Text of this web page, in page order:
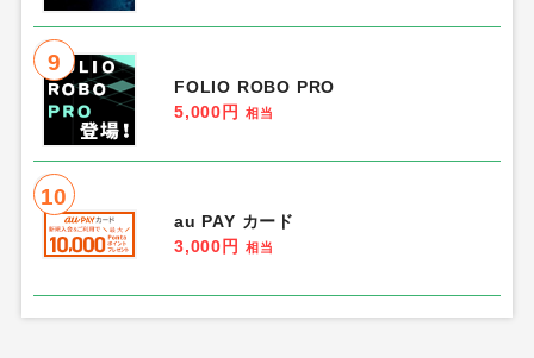
9
FOLIO ROBO PRO
5,000円
相当
10
au PAY カード
3,000円
相当